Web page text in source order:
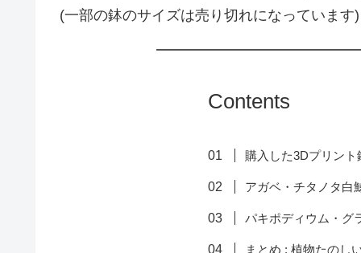
(一部の鉢のサイズは売り切れになっています)
Contents
購入した3Dプリント
アガベ・チタノタ白
パキポディウム・グ
まとめ : 植物たのし